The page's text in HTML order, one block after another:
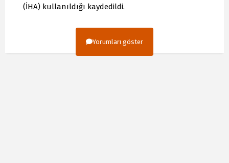
(İHA) kullanıldığı kaydedildi.
Yorumları göster